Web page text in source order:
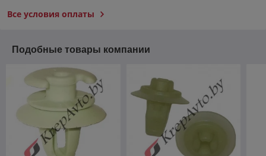
Все условия оплаты
Подобные товары компании